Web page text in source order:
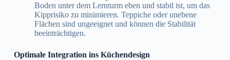
Boden unter dem Lernturm eben und stabil ist, um das
Kipprisiko zu minimieren. Teppiche oder unebene
Flächen sind ungeeignet und können die Stabilität
beeinträchtigen.
Optimale Integration ins Küchendesign